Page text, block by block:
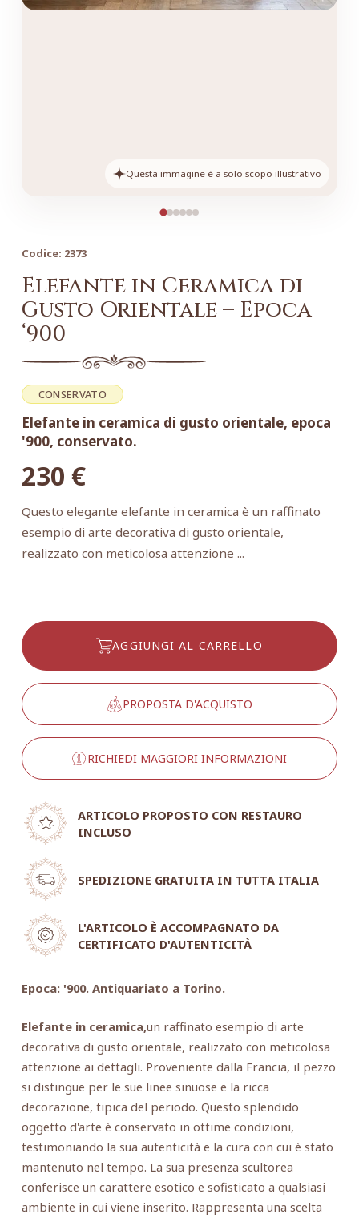
Questa immagine è a solo scopo illustrativo
Codice: 2373
Elefante in Ceramica di
Gusto Orientale – Epoca
‘900
CONSERVATO
Elefante in ceramica di gusto orientale, epoca
'900, conservato.
230 €
Questo elegante elefante in ceramica è un raffinato
esempio di arte decorativa di gusto orientale,
realizzato con meticolosa attenzione ...
AGGIUNGI AL CARRELLO
PROPOSTA D'ACQUISTO
RICHIEDI MAGGIORI INFORMAZIONI
ARTICOLO PROPOSTO CON RESTAURO
INCLUSO
SPEDIZIONE GRATUITA IN TUTTA ITALIA
L'ARTICOLO È ACCOMPAGNATO DA
CERTIFICATO D'AUTENTICITÀ
Epoca: '900. Antiquariato a Torino.
Elefante in ceramica,un raffinato esempio di arte
decorativa di gusto orientale, realizzato con meticolosa
attenzione ai dettagli. Proveniente dalla Francia, il pezzo
si distingue per le sue linee sinuose e la ricca
decorazione, tipica del periodo. Questo splendido
oggetto d'arte è conservato in ottime condizioni,
testimoniando la sua autenticità e la cura con cui è stato
mantenuto nel tempo. La sua presenza scultorea
conferisce un carattere esotico e sofisticato a qualsiasi
ambiente in cui viene inserito. Rappresenta una scelta